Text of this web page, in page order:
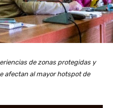
de zonas protegidas y
afectan al mayor hotspot de